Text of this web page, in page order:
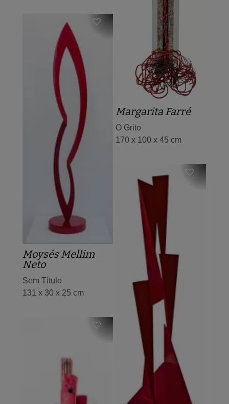
Margarita Farré
O Grito
170 x 100 x 45 cm
Moysés Mellim
Neto
Sem Título
131 x 30 x 25 cm